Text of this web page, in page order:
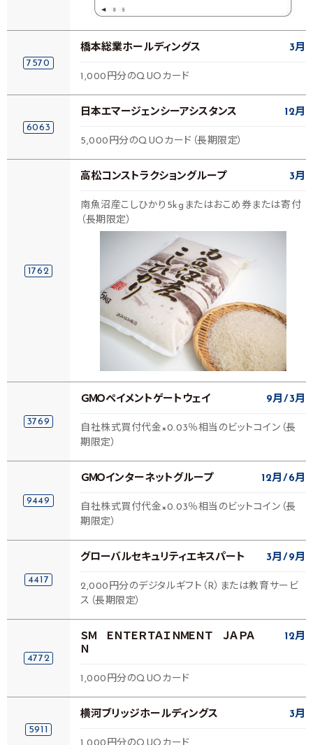
7570
橋本総業ホールディングス 3月
1,000円分のQUOカード
6063
日本エマージェンシーアシスタンス 12月
5,000円分のQUOカード（長期限定）
1762
高松コンストラクショングループ 3月
南魚沼産こしひかり5kgまたはおこめ券または寄付
（長期限定）
3769
ＧＭＯペイメントゲートウェイ 9月 3月
自社株式買付代金×0.03％相当のビットコイン（長
期限定）
9449
ＧＭＯインターネットグループ 12月 6月
自社株式買付代金×0.03％相当のビットコイン（長
期限定）
4417
グローバルセキュリティエキスパート 3月 9月
2,000円分のデジタルギフト（R）または教育サービ
ス（長期限定）
4772
ＳＭ ＥＮＴＥＲＴＡＩＮＭＥＮＴ ＪＡＰＡ
Ｎ
12月
1,000円分のQUOカード
5911
横河ブリッジホールディングス 3月